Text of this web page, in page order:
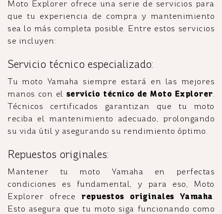
Moto Explorer ofrece una serie de servicios para
que tu experiencia de compra y mantenimiento
sea lo más completa posible. Entre estos servicios
se incluyen:
Servicio técnico especializado:
Tu moto Yamaha siempre estará en las mejores
manos con el servicio técnico de Moto Explorer.
Técnicos certificados garantizan que tu moto
reciba el mantenimiento adecuado, prolongando
su vida útil y asegurando su rendimiento óptimo.
Repuestos originales:
Mantener tu moto Yamaha en perfectas
condiciones es fundamental, y para eso, Moto
Explorer ofrece repuestos originales Yamaha.
Esto asegura que tu moto siga funcionando como